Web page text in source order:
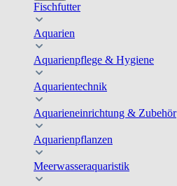
Fischfutter
Aquarien
Aquarienpflege & Hygiene
Aquarientechnik
Aquarieneinrichtung & Zubehör
Aquarienpflanzen
Meerwasseraquaristik